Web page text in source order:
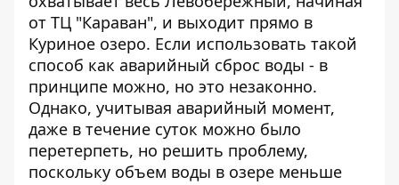
от ТЦ "Караван", и выходит прямо в
Куриное озеро. Если использовать такой
способ как аварийный сброс воды - в
принципе можно, но это незаконно.
Однако, учитывая аварийный момент,
даже в течение суток можно было
перетерпеть, но решить проблему,
поскольку объем воды в озере меньше